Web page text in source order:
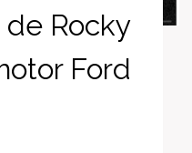
Rocky
Ford